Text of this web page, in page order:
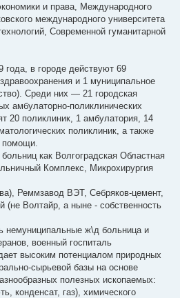
и права, Международного
международного университета
Современной гуманитарной
года, в городе действуют 69
и 1 муниципальное
Среди них — 21 городская
амбулаторно-поликлинических
20 поликлиник, 1 амбулатория, 14
поликлиник, а также
помощи.
как Волгоградская Областная
Комплекс, Микрохирургия
Реммзавод ВЭТ, Себряков-цемент,
(не Волтайр, а ныне - собственность
немуниципальные ж\д больница и
военный госпиталь
высоким потенциалом природных
сырьевой базы на основе
полезных ископаемых:
конденсат, газ), химического